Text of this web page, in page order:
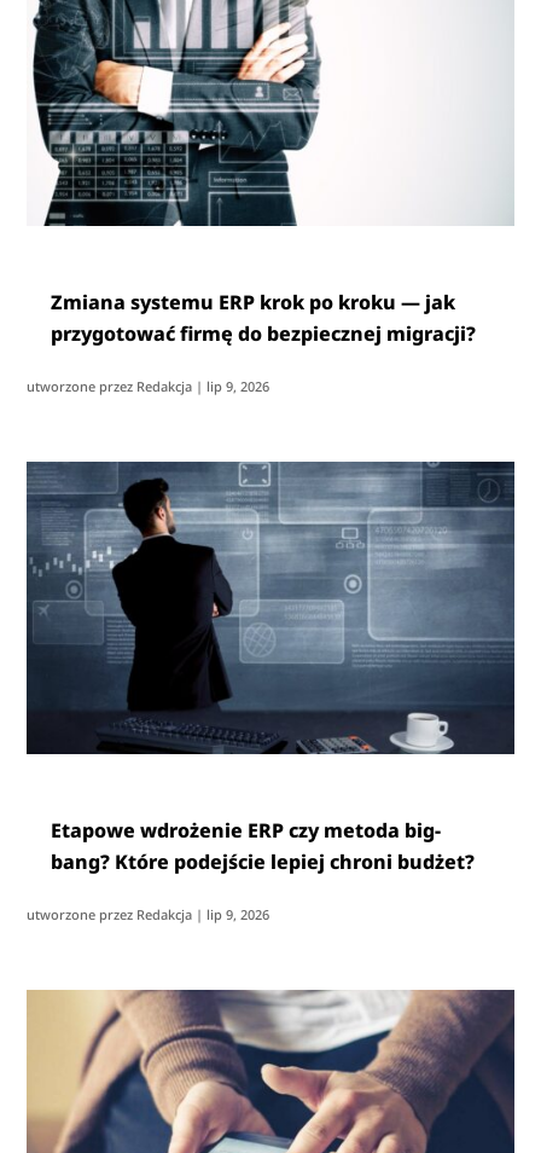
Zmiana systemu ERP krok po kroku — jak
przygotować firmę do bezpiecznej migracji?
utworzone przez Redakcja | lip 9, 2026
Etapowe wdrożenie ERP czy metoda big-
bang? Które podejście lepiej chroni budżet?
utworzone przez Redakcja | lip 9, 2026